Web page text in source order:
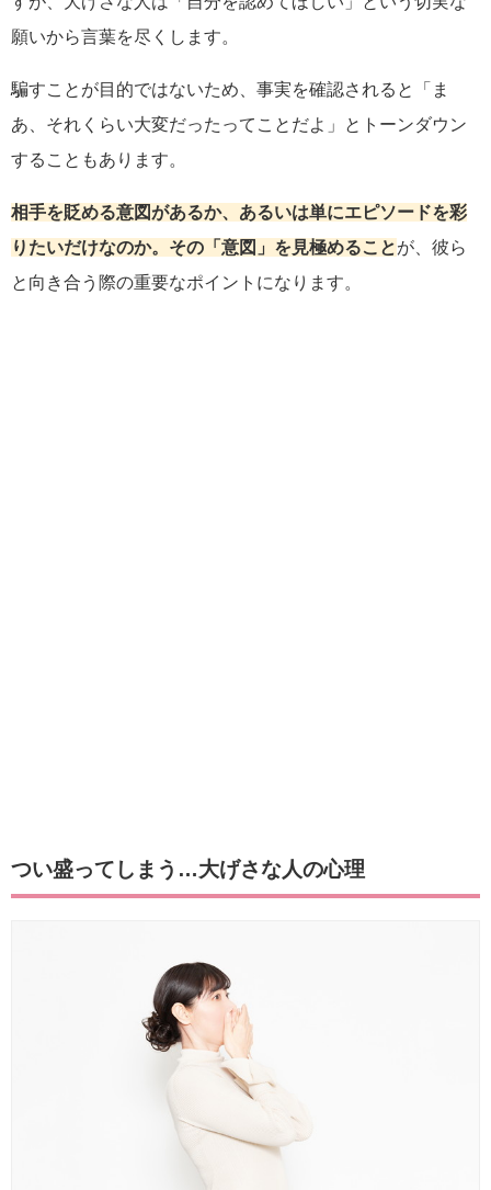
願いから言葉を尽くします。
騙すことが目的ではないため、事実を確認されると「ま
あ、それくらい大変だったってことだよ」とトーンダウン
することもあります。
相手を貶める意図があるか、あるいは単にエピソードを彩
りたいだけなのか。その「意図」を見極めることが、彼ら
と向き合う際の重要なポイントになります。
つい盛ってしまう…大げさな人の心理